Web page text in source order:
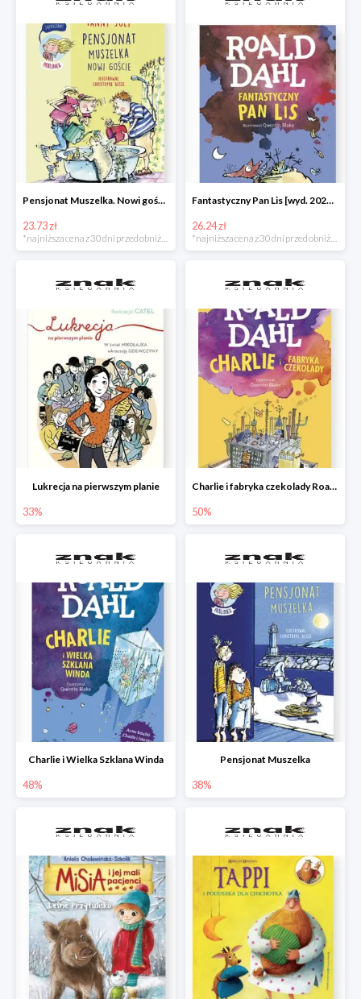
Pensjonat Muszelka. Nowi goście Fanny Joly -32%
23.73 zł
*najniższa cena z 30 dni przed obniżką
Fantastyczny Pan Lis [wyd. 2020] Roald Dahl -25%
26.24 zł
*najniższa cena z 30 dni przed obniżką
Lukrecja na pierwszym planie
33%
Charlie i fabryka czekolady Roald Dahl
50%
Charlie i Wielka Szklana Winda
48%
Pensjonat Muszelka
38%